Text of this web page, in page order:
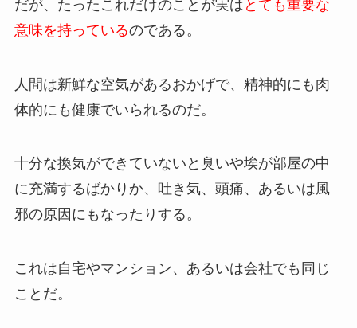
だが、たったこれだけのことが実は とても重要な
意味を持っているのである。
人間は新鮮な空気があるおかげで、精神的にも肉
体的にも健康でいられるのだ。
十分な換気ができていないと臭いや埃が部屋の中
に充満するばかりか、吐き気、頭痛、あるいは風
邪の原因にもなったりする。
これは自宅やマンション、あるいは会社でも同じ
ことだ。